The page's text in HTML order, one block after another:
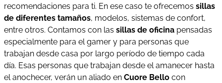
recomendaciones para ti. En ese caso te ofrecemos sillas
de diferentes tamaños, modelos, sistemas de confort,
entre otros. Contamos con las sillas de oficina pensadas
especialmente para el gamer y para personas que
trabajan desde casa por largo período de tiempo cada
día. Esas personas que trabajan desde el amanecer hasta
el anochecer, verán un aliado en Cuore Bello con